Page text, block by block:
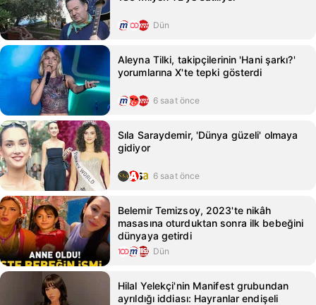
Dün
Aleyna Tilki, takipçilerinin 'Hani şarkı?'
yorumlarına X'te tepki gösterdi
6 saat önce
Sıla Saraydemir, 'Dünya güzeli' olmaya
gidiyor
6 saat önce
Belemir Temizsoy, 2023'te nikâh
masasına oturduktan sonra ilk bebeğini
dünyaya getirdi
Dün
Hilal Yelekçi'nin Manifest grubundan
ayrıldığı iddiası: Hayranlar endişeli